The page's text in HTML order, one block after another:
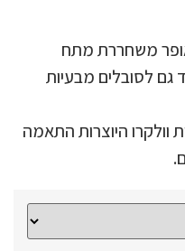
משחררת מתח
גם לסובלים מבעיות
וולקרו היוצרות התאמה